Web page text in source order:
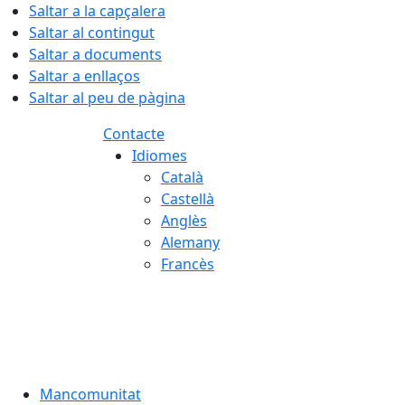
Saltar a la capçalera
Saltar al contingut
Saltar a documents
Saltar a enllaços
Saltar al peu de pàgina
Contacte
Idiomes
Català
Castellà
Anglès
Alemany
Francès
Mancomunitat